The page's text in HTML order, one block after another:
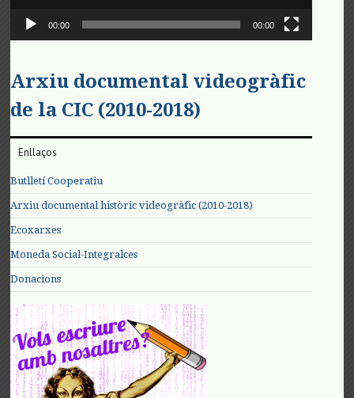
00:00 00:00
Arxiu documental videogràfic
de la CIC (2010-2018)
Enllaços
Butlletí Cooperatiu
Arxiu documental històric videogràfic (2010-2018)
Ecoxarxes
Moneda Social-Integralces
Donacions